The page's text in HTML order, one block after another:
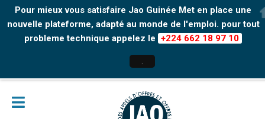
Pour mieux vous satisfaire Jao Guinée Met en place une
nouvelle plateforme, adapté au monde de l'emploi. pour tout
probleme technique appelez le +224 662 18 97 10